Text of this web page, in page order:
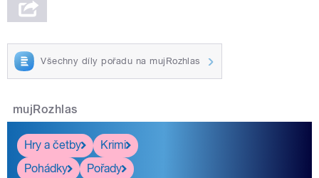
Všechny díly pořadu na mujRozhlas
mujRozhlas
Hry a četby
Krimi
Pohádky
Pořady